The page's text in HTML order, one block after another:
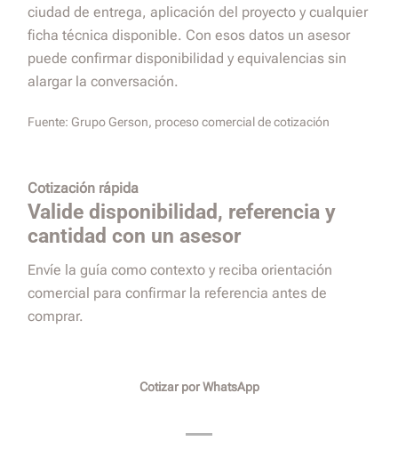
ciudad de entrega, aplicación del proyecto y cualquier
ficha técnica disponible. Con esos datos un asesor
puede confirmar disponibilidad y equivalencias sin
alargar la conversación.
Fuente: Grupo Gerson, proceso comercial de cotización
Cotización rápida
Valide disponibilidad, referencia y
cantidad con un asesor
Envíe la guía como contexto y reciba orientación
comercial para confirmar la referencia antes de
comprar.
Cotizar por WhatsApp